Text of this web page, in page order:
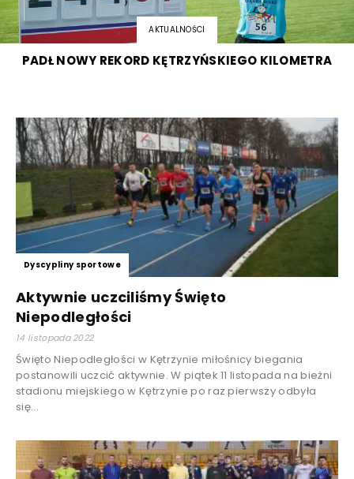
AKTUALNOŚCI
PADŁ NOWY REKORD KĘTRZYŃSKIEGO KILOMETRA
Dyscypliny sportowe
Aktywnie uczciliśmy Święto
Niepodległości
14 listopada 2022
Święto Niepodległości w Kętrzynie miłośnicy biegania
postanowili uczcić aktywnie. W piątek 11 listopada na bieżni
stadionu miejskiego w Kętrzynie po raz pierwszy odbyła
się...